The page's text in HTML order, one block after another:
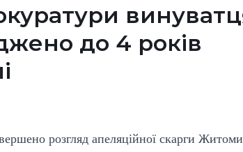
до 4 років
розгляд апеляційної скарги